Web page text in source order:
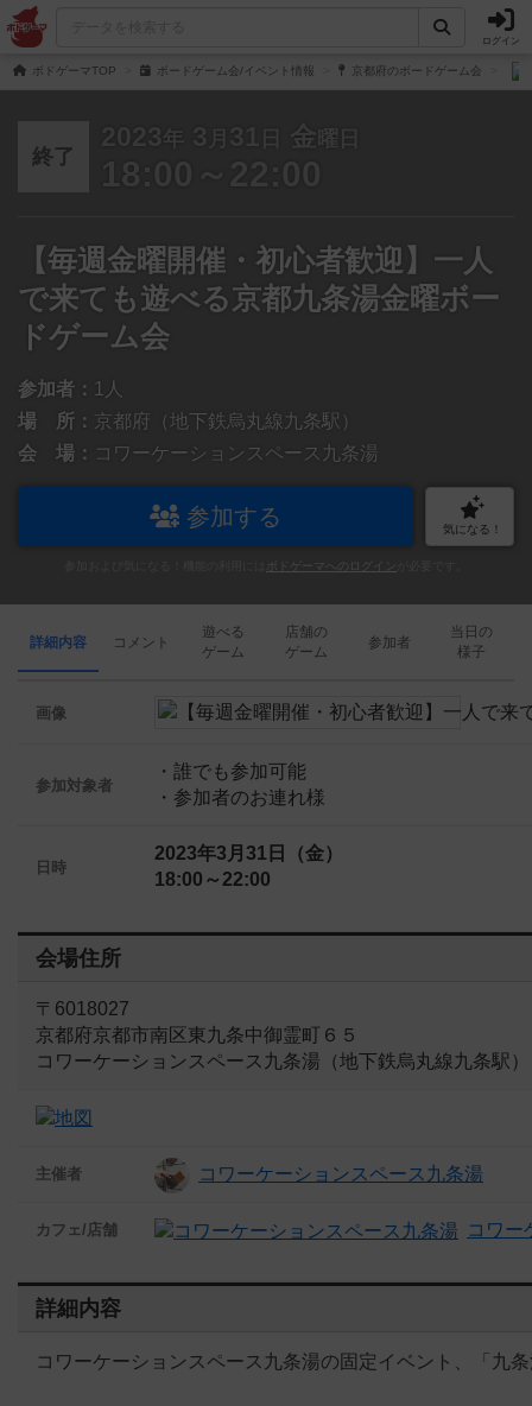
ログイン
ボドゲーマTOP ボードゲーム会/イベント情報 京都府のボードゲーム会
終了
2023年 3 月 31 日 金 曜日
18:00～22:00
【毎週金曜開催・初心者歓迎】一人
で来ても遊べる京都九条湯金曜ボー
ドゲーム会
参加者： 1人
場 所： 京都府（地下鉄烏丸線九条駅）
会 場： コワーケーションスペース九条湯
参加する 気になる！
ボドゲーマへのログイン
詳細内容 コメント
遊べる
ゲーム
店舗の
ゲーム
参加者
当日の
様子
画像
参加対象者
・誰でも参加可能
・参加者のお連れ様
日時
2023年3月31日（金）
18:00～22:00
会場住所
〒6018027
京都府京都市南区東九条中御霊町６５
コワーケーションスペース九条湯（地下鉄烏丸線九条駅）
主催者 コワーケーションスペース九条湯
カフェ/店舗 コワー
詳細内容
コワーケーションスペース九条湯の固定イベント、「九